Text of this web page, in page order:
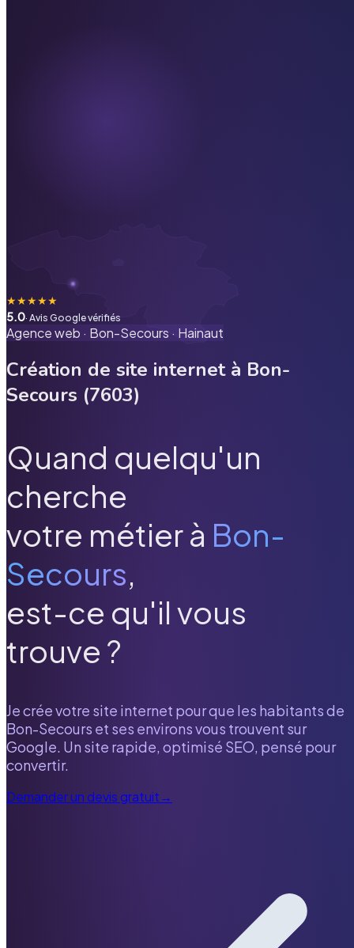
★★★★★
5.0· Avis Google vérifiés
Agence web · Bon-Secours · Hainaut
Création de site internet à Bon-
Secours (7603)
Quand quelqu'un
cherche
votre métier à Bon-
Secours,
est-ce qu'il vous
trouve ?
Je crée votre site internet pour que les habitants de
Bon-Secours et ses environs vous trouvent sur
Google. Un site rapide, optimisé SEO, pensé pour
convertir.
Demander un devis gratuit→